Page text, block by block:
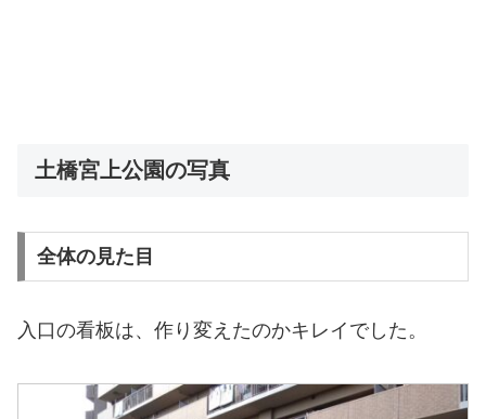
土橋宮上公園の写真
全体の見た目
入口の看板は、作り変えたのかキレイでした。